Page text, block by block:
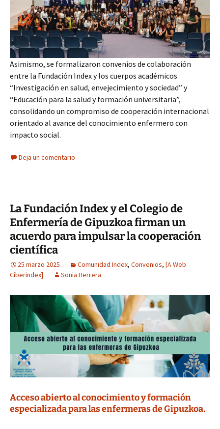
Asimismo, se formalizaron convenios de colaboración
entre la Fundación Index y los cuerpos académicos
“Investigación en salud, envejecimiento y sociedad” y
“Educación para la salud y formación universitaria”,
consolidando un compromiso de cooperación internacional
orientado al avance del conocimiento enfermero con
impacto social.
Deja un comentario
La Fundación Index y el Colegio de
Enfermería de Gipuzkoa firman un
acuerdo para impulsar la cooperación
científica
25 marzo 2025 Comunidad Index, Convenios, [A Web
Ciberindex]
Sonia Herrera
Acceso abierto al conocimiento y formación
especializada para las enfermeras de Gipuzkoa.